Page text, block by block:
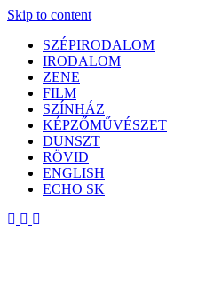
Skip to content
SZÉPIRODALOM
IRODALOM
ZENE
FILM
SZÍNHÁZ
KÉPZŐMŰVÉSZET
DUNSZT
RÖVID
ENGLISH
ECHO SK